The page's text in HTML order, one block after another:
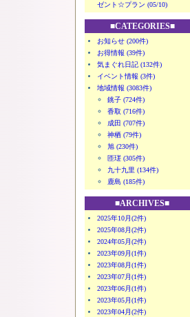
ゼント☆プラン (05/10)
■CATEGORIES■
お知らせ (200件)
お得情報 (39件)
気まぐれ日記 (132件)
イベント情報 (3件)
地域情報 (3083件)
銚子 (724件)
香取 (716件)
成田 (707件)
神栖 (79件)
旭 (230件)
匝瑳 (305件)
九十九里 (134件)
鹿島 (185件)
■ARCHIVES■
2025年10月(2件)
2025年08月(2件)
2024年05月(2件)
2023年09月(1件)
2023年08月(1件)
2023年07月(1件)
2023年06月(1件)
2023年05月(1件)
2023年04月(2件)